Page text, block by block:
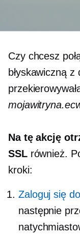
Czy chcesz
błyskawiczną
Na tę akcję
SSLrównież.
kroki:
Zaloguj się
następnie